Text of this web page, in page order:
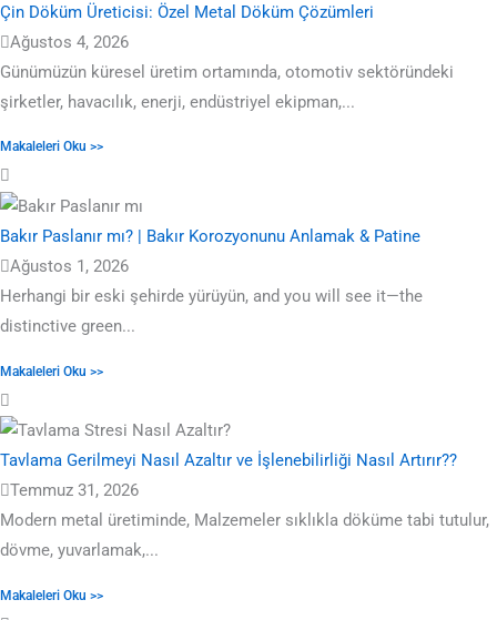
Çin Döküm Üreticisi: Özel Metal Döküm Çözümleri
Ağustos 4, 2026
Günümüzün küresel üretim ortamında, otomotiv sektöründeki
şirketler, havacılık, enerji, endüstriyel ekipman,...
Makaleleri Oku >>
Bakır Paslanır mı? | Bakır Korozyonunu Anlamak & Patine
Ağustos 1, 2026
Herhangi bir eski şehirde yürüyün, and you will see it—the
distinctive green...
Makaleleri Oku >>
Tavlama Gerilmeyi Nasıl Azaltır ve İşlenebilirliği Nasıl Artırır??
Temmuz 31, 2026
Modern metal üretiminde, Malzemeler sıklıkla döküme tabi tutulur,
dövme, yuvarlamak,...
Makaleleri Oku >>